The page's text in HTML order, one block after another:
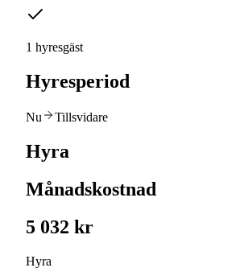
1 hyresgäst
Hyresperiod
Nu Tillsvidare
Hyra
Månadskostnad
5 032 kr
Hyra